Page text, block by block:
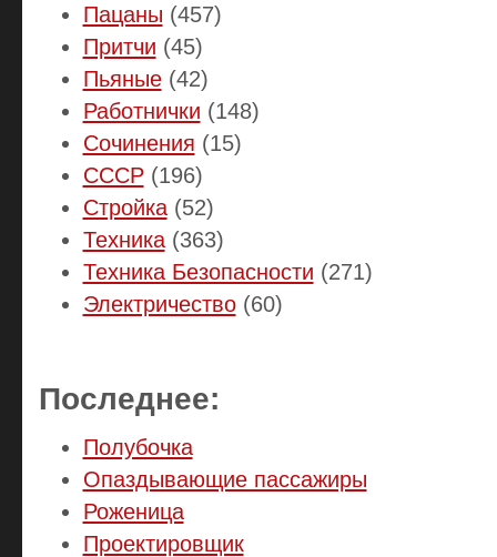
Пацаны (457)
Притчи (45)
Пьяные(42)
Работнички (148)
Сочинения (15)
СССР(196)
Стройка(52)
Техника(363)
Техника Безопасности (271)
Электричество(60)
Последнее:
Полубочка
Опаздывающие пассажиры
Роженица
Проектировщик